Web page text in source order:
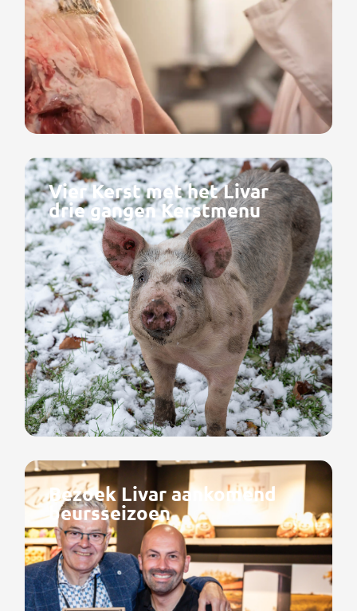
Vier Kerst met het Livar
drie gangen Kerstmenu
Bezoek Livar aankomend
beursseizoen